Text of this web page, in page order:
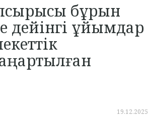
бұрын
дейінгі ұйымдар
19.12.2025